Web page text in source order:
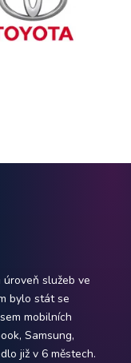
služeb ve
bylo stát se
mobilních
Samsung,
již v 6 městech.